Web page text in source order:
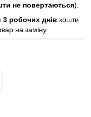
не повертаються).
3 робочих днів кошти
на заміну.